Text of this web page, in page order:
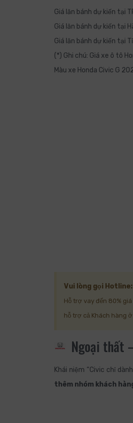
Giá lăn bánh dự kiến tại
Giá lăn bánh dự kiến tại
Giá lăn bánh dự kiến tại
(*) Ghi chú: Giá xe ô tô
Màu xe Honda Civic G
Vui lòng gọi
Hỗ trợ vay đến 80%
hỗ trợ cả Khách hàng
Ngoại thất
Khái niệm “Civic chỉ
thêm nhóm khách